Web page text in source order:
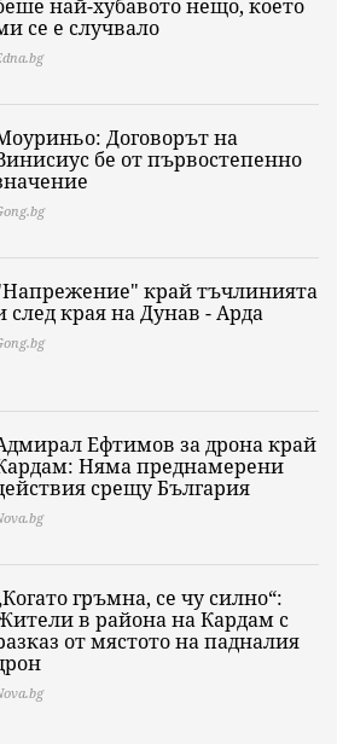
най-хубавото нещо, което
се е случвало
Договорът на
бе от първостепенно
край тъчлинията
след края на Дунав - Арда
Ефтимов за дрона край
Няма преднамерени
срещу България
гръмна, се чу силно“:
в района на Кардам с
от мястото на падналия